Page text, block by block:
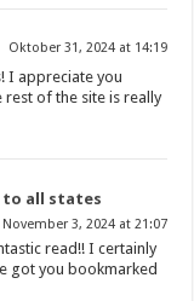
Oktober 31, 2024 at 14:19
I appreciate you
of the site is really
to all states
November 3, 2024 at 21:07
read!! I certainly
got you bookmarked